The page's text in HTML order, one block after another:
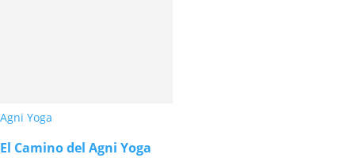
Agni Yoga
El Camino del Agni Yoga